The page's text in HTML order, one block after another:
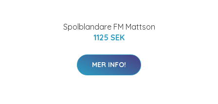
Spolblandare FM Mattson
1125 SEK
MER INFO!